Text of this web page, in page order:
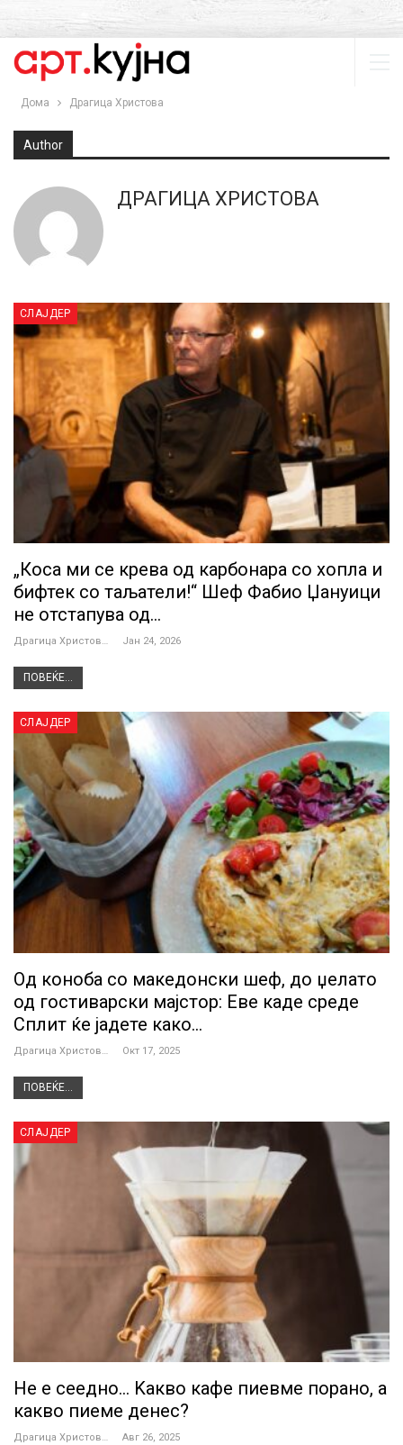
Дома Драгица Христова
Author
ДРАГИЦА ХРИСТОВА
СЛАЈДЕР
„Коса ми се крева од карбонара со хопла и
бифтек со таљатели!“ Шеф Фабио Џануици
не отстапува од…
Драгица Христова Јан 24, 2026
ПОВЕЌЕ...
СЛАЈДЕР
Од коноба со македонски шеф, до џелато
од гостиварски мајстор: Еве каде среде
Сплит ќе јадете како…
Драгица Христова Окт 17, 2025
ПОВЕЌЕ...
СЛАЈДЕР
Не е сеедно… Kакво кафе пиевме порано, а
какво пиеме денес?
Драгица Христова Авг 26, 2025